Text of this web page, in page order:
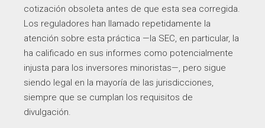
cotización obsoleta antes de que esta sea corregida.
Los reguladores han llamado repetidamente la
atención sobre esta práctica —la SEC, en particular, la
ha calificado en sus informes como potencialmente
injusta para los inversores minoristas—, pero sigue
siendo legal en la mayoría de las jurisdicciones,
siempre que se cumplan los requisitos de
divulgación.